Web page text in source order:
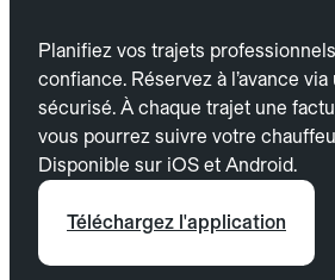
Planifiez vos trajets
confiance. Réservez à l’avance
sécurisé. À chaque trajet une
vous pourrez suivre votre
Disponible sur iOS et Android.
Téléchargez l'application